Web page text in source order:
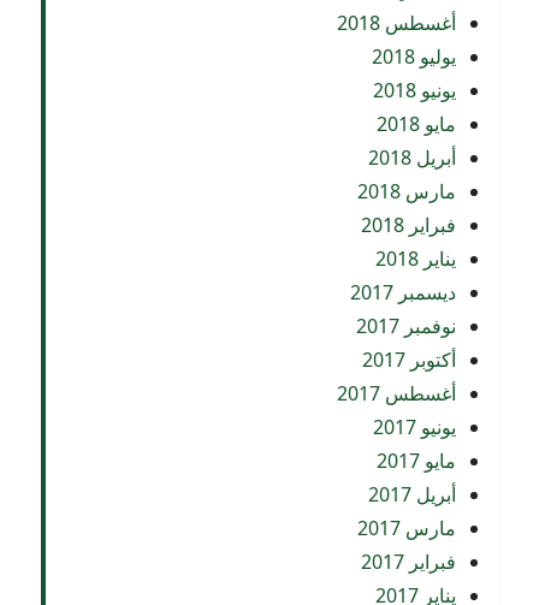
أغسطس 2018
يوليو 2018
يونيو 2018
مايو 2018
أبريل 2018
مارس 2018
فبراير 2018
يناير 2018
ديسمبر 2017
نوفمبر 2017
أكتوبر 2017
أغسطس 2017
يونيو 2017
مايو 2017
أبريل 2017
مارس 2017
فبراير 2017
يناير 2017